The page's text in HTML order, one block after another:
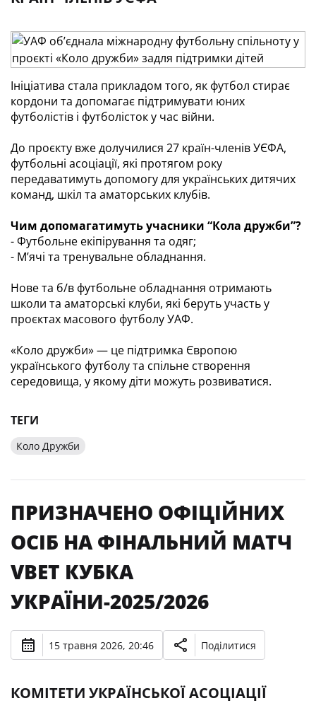
Ініціатива стала прикладом того, як футбол стирає
кордони та допомагає підтримувати юних
футболістів і футболісток у час війни.
До проєкту вже долучилися 27 країн-членів УЄФА,
футбольні асоціації, які протягом року
передаватимуть допомогу для українських дитячих
команд, шкіл та аматорських клубів.
Чим допомагатимуть учасники “Кола дружби”?
- Футбольне екіпірування та одяг;
- М’ячі та тренувальне обладнання.
Нове та б/в футбольне обладнання отримають
школи та аматорські клуби, які беруть участь у
проєктах масового футболу УАФ.
«Коло дружби» — це підтримка Європою
українського футболу та спільне створення
середовища, у якому діти можуть розвиватися.
ТЕГИ
Коло Дружби
ПРИЗНАЧЕНО ОФІЦІЙНИХ
ОСІБ НА ФІНАЛЬНИЙ МАТЧ
VBET КУБКА
УКРАЇНИ-2025/2026
15 травня 2026, 20:46 Поділитися
КОМІТЕТИ УКРАЇНСЬКОЇ АСОЦІАЦІЇ